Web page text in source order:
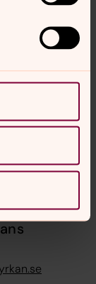
eller
grunderna